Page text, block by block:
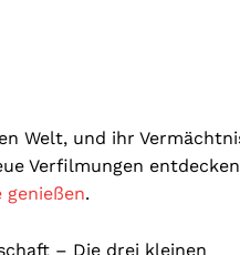
Welt, und ihr
Verfilmungen
.
– Die drei kleinen